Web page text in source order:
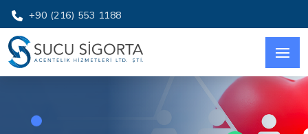
+90 (216) 553 1188